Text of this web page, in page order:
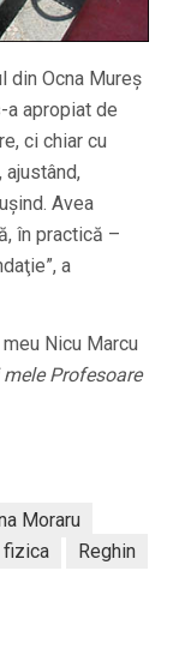
din Ocna Mureş
apropiat de
ci chiar cu
Avea
în practică –
a
Nicu Marcu
Profesoare
Moraru
fizica
Reghin